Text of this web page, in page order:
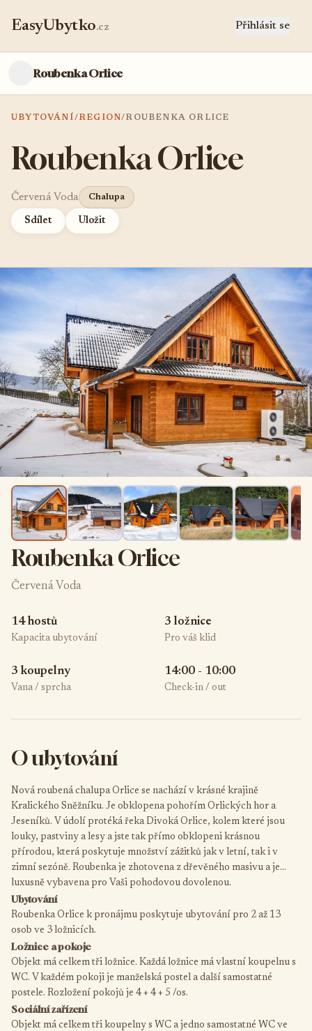
EasyUbytko.cz Přihlásit se
Roubenka Orlice
UBYTOVÁNÍ/REGION/ROUBENKA ORLICE
Roubenka Orlice
Červená Voda Chalupa
Sdílet Uložit
Roubenka Orlice
Červená Voda
14 hostů
Kapacita ubytování
3 ložnice
Pro váš klid
3 koupelny
Vana / sprcha
14:00 - 10:00
Check-in / out
O ubytování
Nová roubená chalupa Orlice se nachází v krásné krajině
Kralického Sněžníku. Je obklopena pohořím Orlických hor a
Jeseníků. V údolí protéká řeka Divoká Orlice, kolem které jsou
louky, pastviny a lesy a jste tak přímo obklopeni krásnou
přírodou, která poskytuje množství zážitků jak v letní, tak i v
zimní sezóně. Roubenka je zhotovena z dřevěného masivu a je
luxusně vybavena pro Vaši pohodovou dovolenou.
Ubytování
Roubenka Orlice k pronájmu poskytuje ubytování pro 2 až 13
osob ve 3 ložnicích.
Ložnice a pokoje
Objekt má celkem tři ložnice. Každá ložnice má vlastní koupelnu s
WC. V každém pokoji je manželská postel a další samostatné
postele. Rozložení pokojů je 4 + 4 + 5 /os.
Sociální zařízení
Objekt má celkem tři koupelny s WC a jedno samostatné WC ve